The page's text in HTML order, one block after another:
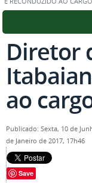
Diretor
ao
Publicado: Sexta, 10 de
de Janeiro de 2017, 17h46
Save